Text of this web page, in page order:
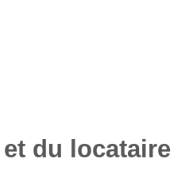
du locataire